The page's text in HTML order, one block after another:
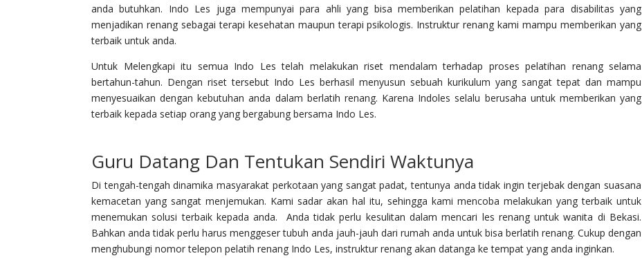
anda butuhkan. Indo Les juga mempunyai para ahli yang bisa memberikan pelatihan kepada para disabilitas yang
menjadikan renang sebagai terapi kesehatan maupun terapi psikologis. Instruktur renang kami mampu memberikan yang
terbaik untuk anda.
Untuk Melengkapi itu semua Indo Les telah melakukan riset mendalam terhadap proses pelatihan renang selama
bertahun-tahun. Dengan riset tersebut Indo Les berhasil menyusun sebuah kurikulum yang sangat tepat dan mampu
menyesuaikan dengan kebutuhan anda dalam berlatih renang. Karena Indoles selalu berusaha untuk memberikan yang
terbaik kepada setiap orang yang bergabung bersama Indo Les.
Guru Datang Dan Tentukan Sendiri Waktunya
Di tengah-tengah dinamika masyarakat perkotaan yang sangat padat, tentunya anda tidak ingin terjebak dengan suasana
kemacetan yang sangat menjemukan. Kami sadar akan hal itu, sehingga kami mencoba melakukan yang terbaik untuk
menemukan solusi terbaik kepada anda. Anda tidak perlu kesulitan dalam mencari les renang untuk wanita di Bekasi.
Bahkan anda tidak perlu harus menggeser tubuh anda jauh-jauh dari rumah anda untuk bisa berlatih renang. Cukup dengan
menghubungi nomor telepon pelatih renang Indo Les, instruktur renang akan datanga ke tempat yang anda inginkan.